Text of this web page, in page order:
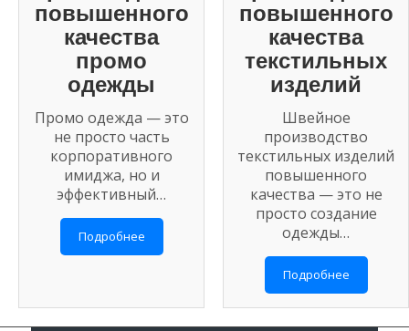
повышенного
качества
промо
одежды
Промо одежда — это
не просто часть
корпоративного
имиджа, но и
эффективный…
Подробнее
повышенного
качества
текстильных
изделий
Швейное
производство
текстильных изделий
повышенного
качества — это не
просто создание
одежды…
Подробнее